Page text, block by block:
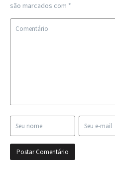
são marcados com *